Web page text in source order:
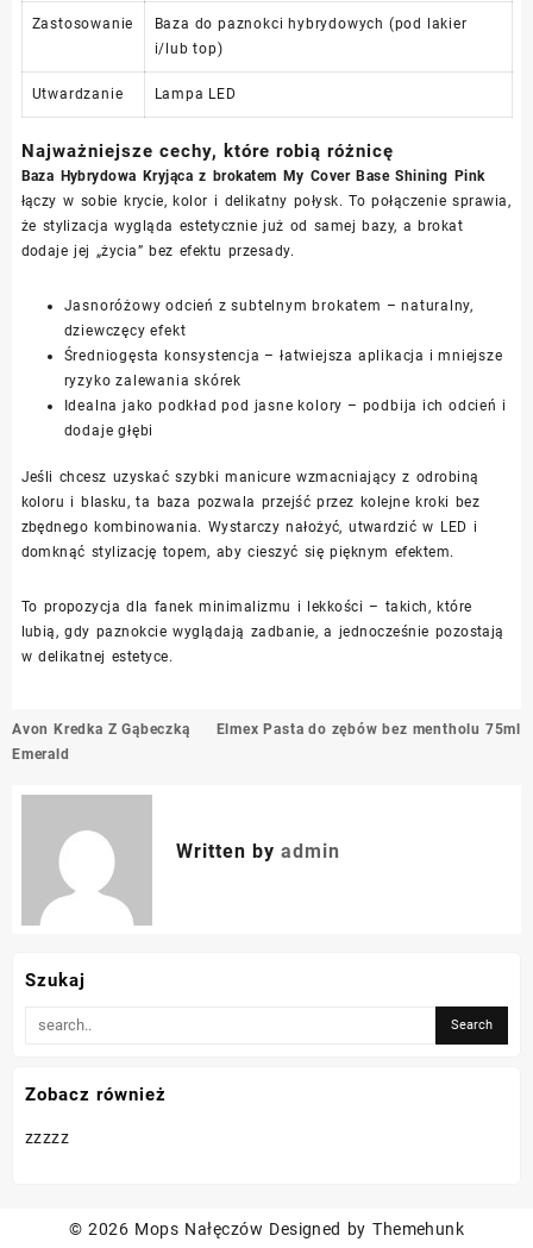
Zastosowanie
Baza do paznokci hybrydowych (pod lakier
i/lub top)
Utwardzanie Lampa LED
Najważniejsze cechy, które robią różnicę
Baza Hybrydowa Kryjąca z brokatem My Cover Base Shining Pink
łączy w sobie krycie, kolor i delikatny połysk. To połączenie sprawia,
że stylizacja wygląda estetycznie już od samej bazy, a brokat
dodaje jej „życia” bez efektu przesady.
Jasnoróżowy odcień z subtelnym brokatem – naturalny,
dziewczęcy efekt
Średniogęsta konsystencja – łatwiejsza aplikacja i mniejsze
ryzyko zalewania skórek
Idealna jako podkład pod jasne kolory – podbija ich odcień i
dodaje głębi
Jeśli chcesz uzyskać szybki manicure wzmacniający z odrobiną
koloru i blasku, ta baza pozwala przejść przez kolejne kroki bez
zbędnego kombinowania. Wystarczy nałożyć, utwardzić w LED i
domknąć stylizację topem, aby cieszyć się pięknym efektem.
To propozycja dla fanek minimalizmu i lekkości – takich, które
lubią, gdy paznokcie wyglądają zadbanie, a jednocześnie pozostają
w delikatnej estetyce.
Nawigacja
wpisu
Avon Kredka Z Gąbeczką
Emerald
Elmex Pasta do zębów bez mentholu 75ml
Written by admin
Szukaj
Zobacz również
zzzzz
© 2026 Mops Nałęczów Designed by Themehunk